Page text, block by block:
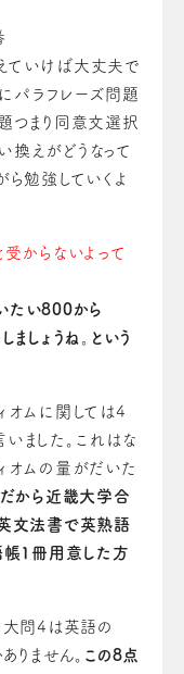
ていけば大丈夫で
パラフレーズ問題
つまり同意文選択
換えがどうなって
ら勉強していくよ
受からないよって
たい800から
しょうね。という
オムに関しては4
ました。これはな
オムの量がだいた
だから近畿大学合
文法書で英熟語
帳1冊用意した方
大問4は英語の
りません。 この8点